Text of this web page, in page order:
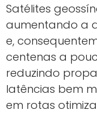
Satélites
aumentando a
e,
centenas a
reduzindo
latências bem
em rotas